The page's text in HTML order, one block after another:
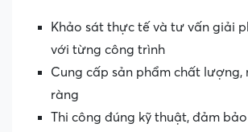
Khảo sát thực tế và tư vấn giải
với từng công trình
Cung cấp sản phẩm chất lượng,
ràng
Thi công đúng kỹ thuật, đảm